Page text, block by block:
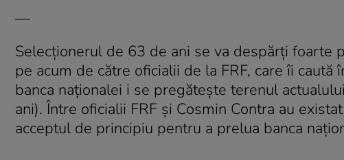
––
Selecţionerul de 63 de ani se va despărţi foarte
pe acum de către oficialii de la FRF, care îi
banca naţionalei i se pregăteşte terenul
ani). Între oficialii FRF şi Cosmin Contra au
acceptul de principiu pentru a prelua banca